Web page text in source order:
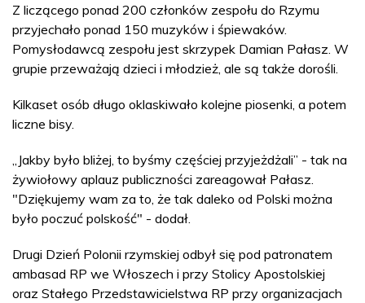
Z liczącego ponad 200 członków zespołu do Rzymu
przyjechało ponad 150 muzyków i śpiewaków.
Pomysłodawcą zespołu jest skrzypek Damian Pałasz. W
grupie przeważają dzieci i młodzież, ale są także dorośli.
Kilkaset osób długo oklaskiwało kolejne piosenki, a potem
liczne bisy.
„Jakby było bliżej, to byśmy częściej przyjeżdżali” - tak na
żywiołowy aplauz publiczności zareagował Pałasz.
"Dziękujemy wam za to, że tak daleko od Polski można
było poczuć polskość" - dodał.
Drugi Dzień Polonii rzymskiej odbył się pod patronatem
ambasad RP we Włoszech i przy Stolicy Apostolskiej
oraz Stałego Przedstawicielstwa RP przy organizacjach